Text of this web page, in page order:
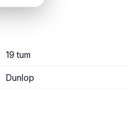
19 tum
Dunlop